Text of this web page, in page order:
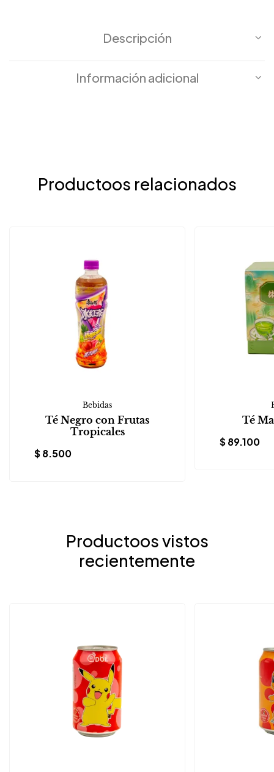
Descripción
Información adicional
Productoos relacionados
Bebidas
Té Negro con Frutas
Tropicales
$8.500
Té
$89.100
Productoos vistos
recientemente